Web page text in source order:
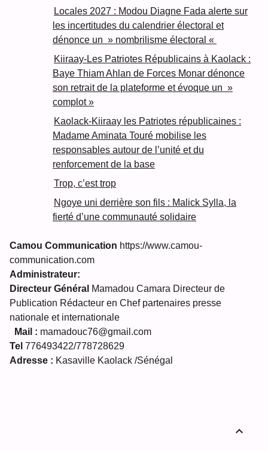
Locales 2027 : Modou Diagne Fada alerte sur
les incertitudes du calendrier électoral et
dénonce un » nombrilisme électoral «
Kiiraay-Les Patriotes Républicains à Kaolack :
Baye Thiam Ahlan de Forces Monar dénonce
son retrait de la plateforme et évoque un »
complot »
Kaolack-Kiiraay les Patriotes républicaines :
Madame Aminata Touré mobilise les
responsables autour de l’unité et du
renforcement de la base
Trop, c’est trop
Ngoye uni derrière son fils : Malick Sylla, la
fierté d’une communauté solidaire
Camou Communication https://www.camou-
communication.com
Administrateur:
Directeur Général Mamadou Camara Directeur de
Publication Rédacteur en Chef partenaires presse
nationale et internationale
Mail : mamadouc76@gmail.com
Tel 776493422/778728629
Adresse : Kasaville Kaolack /Sénégal
expand_less